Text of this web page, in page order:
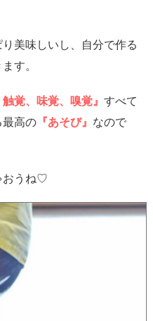
美味しいし、自分で作る
す。
覚、味覚、嗅覚』 すべて
最高の 『あそび』 なので
おうね♡